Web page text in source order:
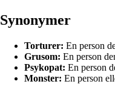
Synonymer
Torturer: En person
Grusom: En person
Psykopat: En person
Monster: En person